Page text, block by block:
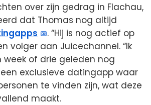
over zijn gedrag in Flachau,
dat Thomas nog altijd
. “Hij is nog actief op
volger aan Juicechannel. “Ik
week of drie geleden nog
een exclusieve datingapp waar
te vinden zijn, wat deze
maakt.